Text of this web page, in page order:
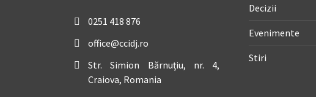
0251 418 876
office@ccidj.ro
Str. Simion Bărnuțiu, nr. 4,
Craiova, Romania
Decizii
Evenimente
Stiri